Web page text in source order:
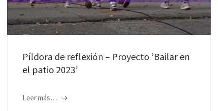
Píldora de reflexión – Proyecto ‘Bailar en
el patio 2023’
Leer más…